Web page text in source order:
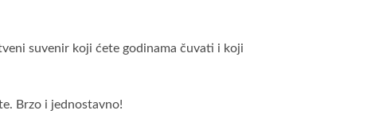
suvenir koji ćete godinama čuvati i koji
Brzo i jednostavno!